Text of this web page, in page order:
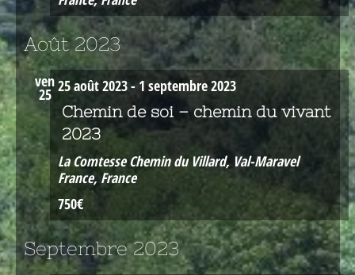
Août 2023
ven
25 25 août 2023-1 septembre 2023
Chemin de soi – chemin du vivant
2023
La ComtesseChemin du Villard, Val-Maravel
France, France
750€
Septembre 2023